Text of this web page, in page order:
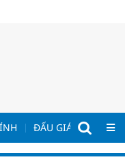
ĐẤU GIÁ - ĐẤU